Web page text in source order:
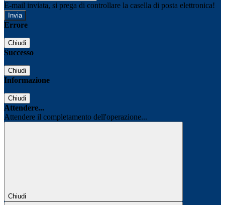
E-mail inviata, si prega di controllare la casella di posta elettronica!
Errore
Chiudi
Successo
Chiudi
Informazione
Chiudi
Attendere...
Attendere il completamento dell'operazione...
Chiudi